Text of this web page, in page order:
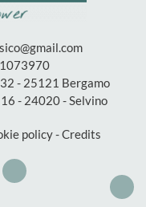
- 25121 Bergamo
- 24020 - Selvino
policy-Credits